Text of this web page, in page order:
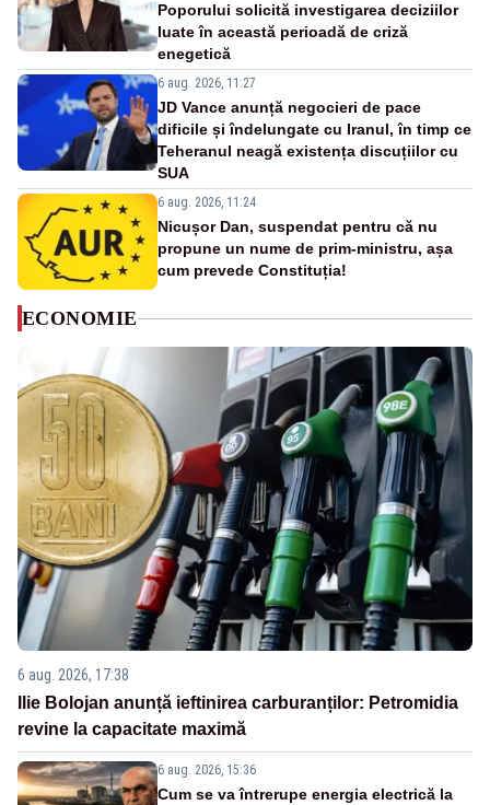
Poporului solicită investigarea deciziilor
luate în această perioadă de criză
enegetică
6 aug. 2026, 11:27
JD Vance anunță negocieri de pace
dificile și îndelungate cu Iranul, în timp ce
Teheranul neagă existența discuțiilor cu
SUA
6 aug. 2026, 11:24
Nicușor Dan, suspendat pentru că nu
propune un nume de prim-ministru, așa
cum prevede Constituția!
ECONOMIE
6 aug. 2026, 17:38
Ilie Bolojan anunță ieftinirea carburanților: Petromidia
revine la capacitate maximă
6 aug. 2026, 15:36
Cum se va întrerupe energia electrică la